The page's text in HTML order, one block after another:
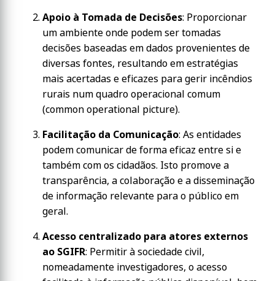
Apoio à Tomada de Decisões: Proporcionar
um ambiente onde podem ser tomadas
decisões baseadas em dados provenientes de
diversas fontes, resultando em estratégias
mais acertadas e eficazes para gerir incêndios
rurais num quadro operacional comum
(common operational picture).
Facilitação da Comunicação: As entidades
podem comunicar de forma eficaz entre si e
também com os cidadãos. Isto promove a
transparência, a colaboração e a disseminação
de informação relevante para o público em
geral.
Acesso centralizado para atores externos
ao SGIFR: Permitir à sociedade civil,
nomeadamente investigadores, o acesso